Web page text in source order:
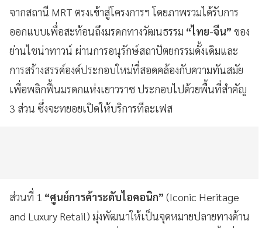
จากสถานี MRT ตรงเข้าสู่โครงการฯ โดยภาพรวมได้รับการ
ออกแบบเพื่อสะท้อนถึงมรดกทางวัฒนธรรม “ไทย-จีน” ของ
ย่านไชน่าทาวน์ ผ่านการอนุรักษ์สถาปัตยกรรมดั้งเดิมและ
การสร้างสรรค์องค์ประกอบใหม่ที่สอดคล้องกับความทันสมัย
เพื่อพลิกฟื้นมรดกแห่งเยาวราช ประกอบไปด้วยพื้นที่สำคัญ
3 ส่วน ซึ่งจะทยอยเปิดให้บริการทีละเฟส
ส่วนที่ 1 “ศูนย์การค้าระดับไอคอนิก” (Iconic Heritage
and Luxury Retail) มุ่งพัฒนาให้เป็นจุดหมายปลายทางด้าน